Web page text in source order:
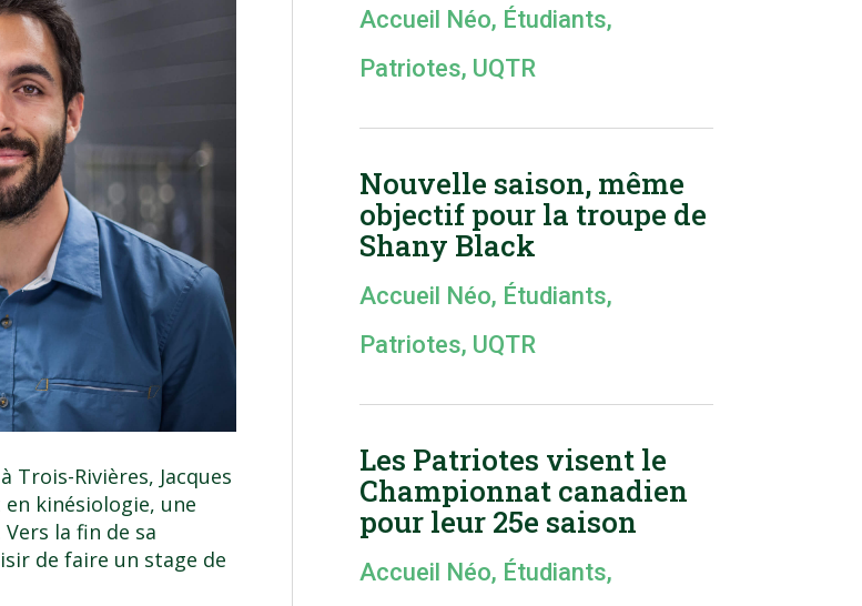
Trois-Rivières, Jacques
en kinésiologie, une
la fin de sa
de faire un stage de
Accueil Néo, Étudiants,
Patriotes, UQTR
Nouvelle saison, même
objectif pour la troupe de
Shany Black
Accueil Néo, Étudiants,
Patriotes, UQTR
Les Patriotes visent le
Championnat canadien
pour leur 25e saison
Accueil Néo, Étudiants,